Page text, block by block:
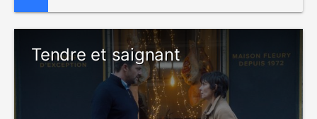
Tendre et saignant